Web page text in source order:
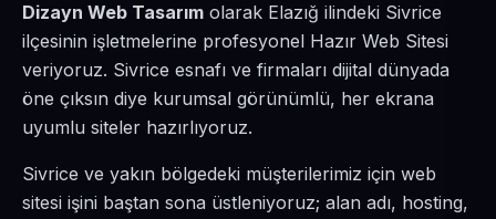
Dizayn Web Tasarım olarak Elazığ ilindeki Sivrice
ilçesinin işletmelerine profesyonel Hazır Web Sitesi
veriyoruz. Sivrice esnafı ve firmaları dijital dünyada
öne çıksın diye kurumsal görünümlü, her ekrana
uyumlu siteler hazırlıyoruz.
Sivrice ve yakın bölgedeki müşterilerimiz için web
sitesi işini baştan sona üstleniyoruz; alan adı, hosting,